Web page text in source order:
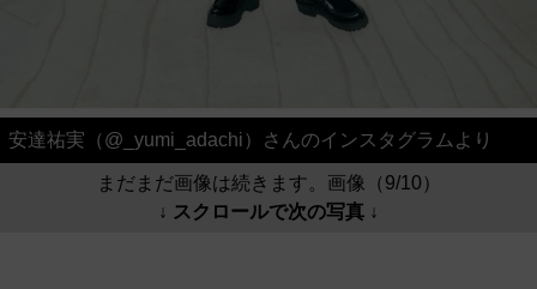
安達祐実（@_yumi_adachi）さんのインスタグラムより
まだまだ画像は続きます。画像（9/10）
↓ スクロールで次の写真 ↓